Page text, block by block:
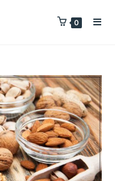
0